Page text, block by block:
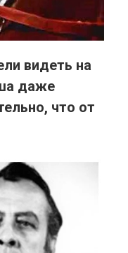
видеть на
даже
что от